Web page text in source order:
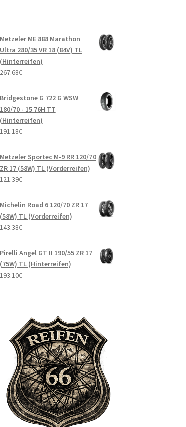
Metzeler ME 888 Marathon
Ultra 280/35 VR 18 (84V) TL
(Hinterreifen)
267.68€
Bridgestone G 722 G WSW
180/70 - 15 76H TT
(Hinterreifen)
191.18€
Metzeler Sportec M-9 RR 120/70
ZR 17 (58W) TL (Vorderreifen)
121.39€
Michelin Road 6 120/70 ZR 17
(58W) TL (Vorderreifen)
143.38€
Pirelli Angel GT II 190/55 ZR 17
(75W) TL (Hinterreifen)
193.10€